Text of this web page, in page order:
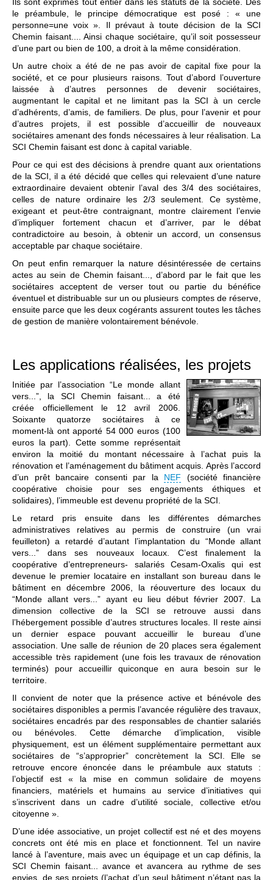
Ils sont exprimés tout entier dans les statuts de la société. Dès
le préambule, le principe démocratique est posé : « une
personne=une voix ». Il prévaut à toute décision de la SCI
Chemin faisant.... Ainsi chaque sociétaire, qu’il soit possesseur
d’une part ou bien de 100, a droit à la même considération.
Un autre choix a été de ne pas avoir de capital fixe pour la
société, et ce pour plusieurs raisons. Tout d’abord l’ouverture
laissée à d’autres personnes de devenir sociétaires,
augmentant le capital et ne limitant pas la SCI à un cercle
d’adhérents, d’amis, de familiers. De plus, pour l’avenir et pour
d’autres projets, il est possible d’accueillir de nouveaux
sociétaires amenant des fonds nécessaires à leur réalisation. La
SCI Chemin faisant est donc à capital variable.
Pour ce qui est des décisions à prendre quant aux orientations
de la SCI, il a été décidé que celles qui relevaient d’une nature
extraordinaire devaient obtenir l’aval des 3/4 des sociétaires,
celles de nature ordinaire les 2/3 seulement. Ce système,
exigeant et peut-être contraignant, montre clairement l’envie
d’impliquer fortement chacun et d’arriver, par le débat
contradictoire au besoin, à obtenir un accord, un consensus
acceptable par chaque sociétaire.
On peut enfin remarquer la nature désintéressée de certains
actes au sein de Chemin faisant..., d’abord par le fait que les
sociétaires acceptent de verser tout ou partie du bénéfice
éventuel et distribuable sur un ou plusieurs comptes de réserve,
ensuite parce que les deux cogérants assurent toutes les tâches
de gestion de manière volontairement bénévole.
Les applications réalisées, les projets
Initiée par l’association “Le monde allant
vers...”, la SCI Chemin faisant... a été
créée officiellement le 12 avril 2006.
Soixante quatorze sociétaires à ce
moment-là ont apporté 54 000 euros (100
euros la part). Cette somme représentait
environ la moitié du montant nécessaire à l’achat puis la
rénovation et l’aménagement du bâtiment acquis. Après l’accord
d’un prêt bancaire consenti par la NEF (société financière
coopérative choisie pour ses engagements éthiques et
solidaires), l’immeuble est devenu propriété de la SCI.
Le retard pris ensuite dans les différentes démarches
administratives relatives au permis de construire (un vrai
feuilleton) a retardé d’autant l’implantation du “Monde allant
vers...” dans ses nouveaux locaux. C’est finalement la
coopérative d’entrepreneurs- salariés Cesam-Oxalis qui est
devenue le premier locataire en installant son bureau dans le
bâtiment en décembre 2006, la réouverture des locaux du
“Monde allant vers...” ayant eu lieu début février 2007. La
dimension collective de la SCI se retrouve aussi dans
l’hébergement possible d’autres structures locales. Il reste ainsi
un dernier espace pouvant accueillir le bureau d’une
association. Une salle de réunion de 20 places sera également
accessible très rapidement (une fois les travaux de rénovation
terminés) pour accueillir quiconque en aura besoin sur le
territoire.
Il convient de noter que la présence active et bénévole des
sociétaires disponibles a permis l’avancée régulière des travaux,
sociétaires encadrés par des responsables de chantier salariés
ou bénévoles. Cette démarche d’implication, visible
physiquement, est un élément supplémentaire permettant aux
sociétaires de “s’approprier” concrètement la SCI. Elle se
retrouve encore énoncée dans le préambule aux statuts :
l’objectif est « la mise en commun solidaire de moyens
financiers, matériels et humains au service d’initiatives qui
s’inscrivent dans un cadre d’utilité sociale, collective et/ou
citoyenne ».
D’une idée associative, un projet collectif est né et des moyens
concrets ont été mis en place et fonctionnent. Tel un navire
lancé à l’aventure, mais avec un équipage et un cap définis, la
SCI Chemin faisant... avance et avancera au rythme de ses
envies, de ses projets (l’achat d’un seul bâtiment n’étant pas la